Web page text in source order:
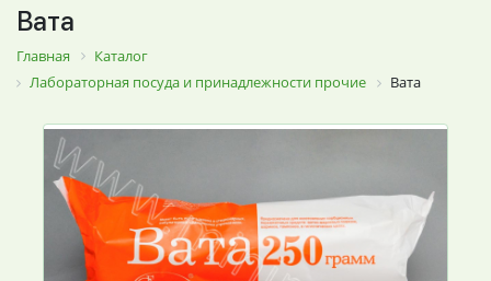
Вата
Главная
Каталог
Лабораторная посуда и принадлежности прочие
Вата